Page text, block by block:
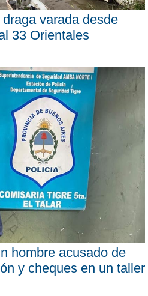
varada desde
33 Orientales
hombre acusado de
y cheques en un taller